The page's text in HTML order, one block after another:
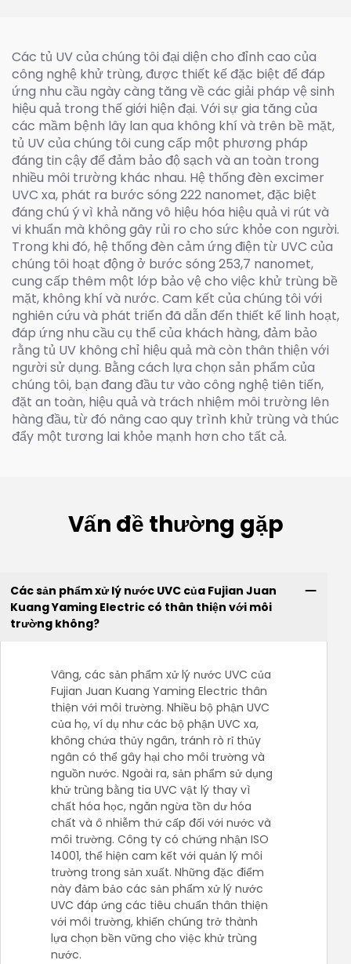
Các tủ UV của chúng tôi đại diện cho đỉnh cao của
công nghệ khử trùng, được thiết kế đặc biệt để đáp
ứng nhu cầu ngày càng tăng về các giải pháp vệ sinh
hiệu quả trong thế giới hiện đại. Với sự gia tăng của
các mầm bệnh lây lan qua không khí và trên bề mặt,
tủ UV của chúng tôi cung cấp một phương pháp
đáng tin cậy để đảm bảo độ sạch và an toàn trong
nhiều môi trường khác nhau. Hệ thống đèn excimer
UVC xa, phát ra bước sóng 222 nanomet, đặc biệt
đáng chú ý vì khả năng vô hiệu hóa hiệu quả vi rút và
vi khuẩn mà không gây rủi ro cho sức khỏe con người.
Trong khi đó, hệ thống đèn cảm ứng điện từ UVC của
chúng tôi hoạt động ở bước sóng 253,7 nanomet,
cung cấp thêm một lớp bảo vệ cho việc khử trùng bề
mặt, không khí và nước. Cam kết của chúng tôi với
nghiên cứu và phát triển đã dẫn đến thiết kế linh hoạt,
đáp ứng nhu cầu cụ thể của khách hàng, đảm bảo
rằng tủ UV không chỉ hiệu quả mà còn thân thiện với
người sử dụng. Bằng cách lựa chọn sản phẩm của
chúng tôi, bạn đang đầu tư vào công nghệ tiên tiến,
đặt an toàn, hiệu quả và trách nhiệm môi trường lên
hàng đầu, từ đó nâng cao quy trình khử trùng và thúc
đẩy một tương lai khỏe mạnh hơn cho tất cả.
Vấn đề thường gặp
Các sản phẩm xử lý nước UVC của Fujian Juan
Kuang Yaming Electric có thân thiện với môi
trường không?
Vâng, các sản phẩm xử lý nước UVC của
Fujian Juan Kuang Yaming Electric thân
thiện với môi trường. Nhiều bộ phận UVC
của họ, ví dụ như các bộ phận UVC xa,
không chứa thủy ngân, tránh rò rỉ thủy
ngân có thể gây hại cho môi trường và
nguồn nước. Ngoài ra, sản phẩm sử dụng
khử trùng bằng tia UVC vật lý thay vì
chất hóa học, ngăn ngừa tồn dư hóa
chất và ô nhiễm thứ cấp đối với nước và
môi trường. Công ty có chứng nhận ISO
14001, thể hiện cam kết với quản lý môi
trường trong sản xuất. Những đặc điểm
này đảm bảo các sản phẩm xử lý nước
UVC đáp ứng các tiêu chuẩn thân thiện
với môi trường, khiến chúng trở thành
lựa chọn bền vững cho việc khử trùng
nước.